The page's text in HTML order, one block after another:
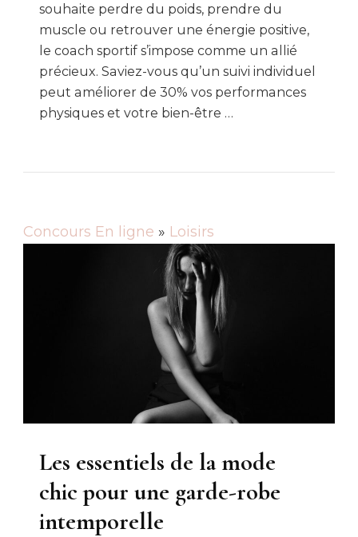
souhaite perdre du poids, prendre du
muscle ou retrouver une énergie positive,
le coach sportif s’impose comme un allié
précieux. Saviez-vous qu’un suivi individuel
peut améliorer de 30% vos performances
physiques et votre bien-être …
Concours En ligne » Loisirs
Les essentiels de la mode
chic pour une garde-robe
intemporelle